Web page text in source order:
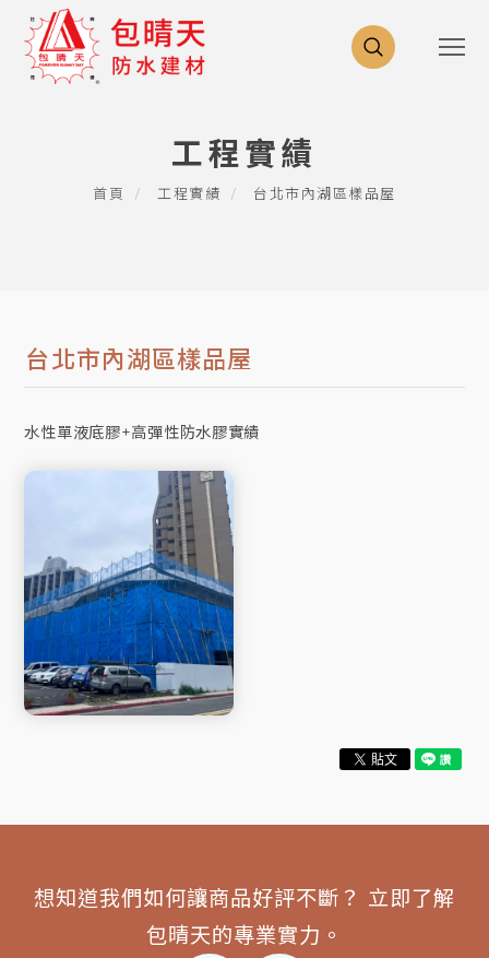
工程實績
首頁 工程實績 台北市內湖區樣品屋
台北市內湖區樣品屋
水性單液底膠+高彈性防水膠實績
想知道我們如何讓商品好評不斷？ 立即了解
包晴天的專業實力。